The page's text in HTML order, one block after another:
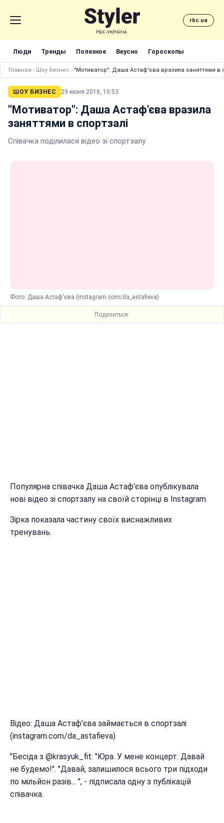
rbc.ua
Люди Тренды Полезное Вкусно Гороскопы
Главная › Шоу бизнес › "Мотиватор": Даша Астаф'єва вразила заняттями в
ШОУ БИЗНЕС 29 июня 2018, 10:53
"Мотиватор": Даша Астаф'єва вразила
заняттями в спортзалі
Співачка поділилася відео зі спортзалу
Фото: Даша Астаф'єва (instagram.com/da_astafieva)
Поделиться:
Популярна співачка Даша Астаф'єва опублікувала
нові відео зі спортзалу на своїй сторінці в Instagram.
Зірка показала частину своїх виснажливих
тренувань.
Відео: Даша Астаф'єва займається в спортзалі
(instagram.com/da_astafieva)
"Бесіда з @krasyuk_fit: "Юра. У мене концерт. Давай
не будемо!". "Давай, залишилося всього три підходи
по мільйон разів... ", - підписала одну з публікацій
співачка.